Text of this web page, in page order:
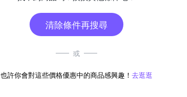
清除條件再搜尋
或
也許你會對這些價格優惠中的商品感興趣！ 去逛逛